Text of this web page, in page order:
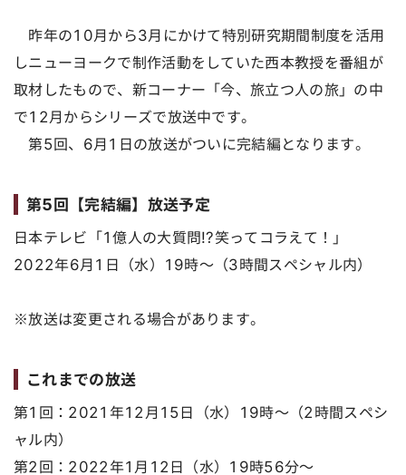
昨年の10月から3月にかけて特別研究期間制度を活用
しニューヨークで制作活動をしていた西本教授を番組が
取材したもので、新コーナー「今、旅立つ人の旅」の中
で12月からシリーズで放送中です。
第5回、6月1日の放送がついに完結編となります。
第5回【完結編】放送予定
日本テレビ「1億人の大質問!?笑ってコラえて！」
2022年6月1日（水）19時～（3時間スペシャル内）
※放送は変更される場合があります。
これまでの放送
第1回：2021年12月15日（水）19時～（2時間スペシ
ャル内）
第2回：2022年1月12日（水）19時56分～